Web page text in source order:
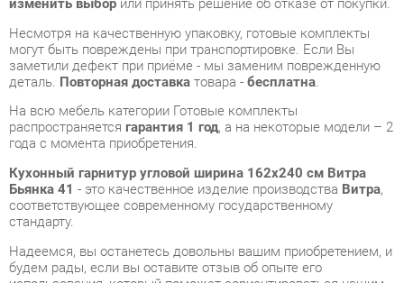
распространяетсягарантия 1 год, а на некоторые модели – 2
года с момента приобретения.
Кухонный гарнитур угловой ширина 162х240 см Витра
- это качественное изделие производства
соответствующее современному государственному
стандарту.
Надеемся, вы останетесь довольны вашим приобретением, и
будем рады, если вы оставите отзыв об опыте его
использования, который поможет сориентироваться нашим
будущим покупателям.
Кроме формы
консультацию, фото и видеообзор продукции вы можете по
e-mail, телефону в Екатеринбурге и через мессенджеры
Telegram и WhatsApp.